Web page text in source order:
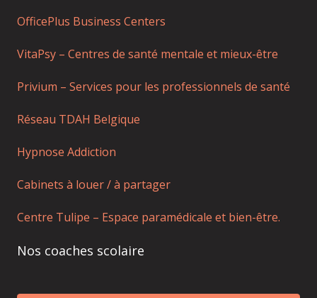
OfficePlus Business Centers
VitaPsy – Centres de santé mentale et mieux-être
Privium – Services pour les professionnels de santé
Réseau TDAH Belgique
Hypnose Addiction
Cabinets à louer / à partager
Centre Tulipe – Espace paramédicale et bien-être.
Nos coaches scolaire